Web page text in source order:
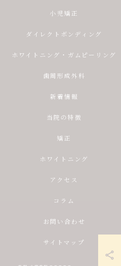
小児矯正
ダイレクトボンディング
ホワイトニング・ガムピーリング
歯周形成外科
新着情報
当院の特徴
矯正
ホワイトニング
アクセス
コラム
お問い合わせ
サイトマップ